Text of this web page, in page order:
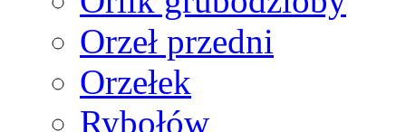
Orzeł przedni
Orzełek
Rybołów